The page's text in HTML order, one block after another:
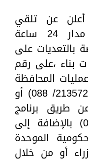
عن تلقي
شكاوى المواطنين على مدار 24 ساعة
بالتعديات على
بناء ،على رقم
المحافظة
(2135858/ 088) أو رقم (2135727/ 088) أو
طريق برنامج
تليجرام رقم (01000623873) بالإضافة إلى
الموحدة
أو من خلال